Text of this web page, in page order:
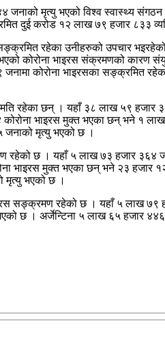
जनाको मृत्यु भएको विश्व स्वास्थ्य
दुई करोड १२ लाख ७९ हजार ८३३
रहेका उनीहरुको उपचार
कोरोना भाइरस संक्रमणको कारण
कोरोना भाइरसका सङ्क्रमित
रहेका छन् । यहाँ ३८ लाख ५९ हजार
भाइरस मुक्त भएका छन् भने १
जनाको मृत्यु भएको छ ।
रहेको छ । यहाँ ५ लाख ७३ हजार ३६४
भाइरस मुक्त भएका छन् भने २३ हजार
मृत्यु भएको छ ।
सङ्क्रमण रहेको छ । यहाँ ५ लाख
छ । अर्जेन्टिना ५ लाख ६५ हजार